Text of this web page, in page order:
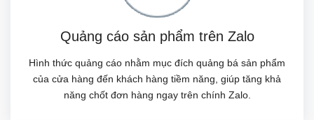
Quảng cáo sản phẩm trên Zalo
Hình thức quảng cáo nhằm mục đích quảng bá sản phẩm
của cửa hàng đến khách hàng tiềm năng, giúp tăng khả
năng chốt đơn hàng ngay trên chính Zalo.